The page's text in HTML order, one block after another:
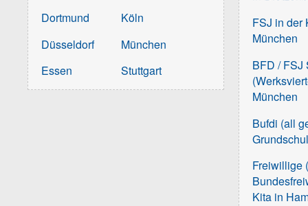
Dortmund
Düsseldorf
Essen
Köln
München
Stuttgart
FSJ in der
München
BFD / FSJ
München
Bufdi (all
Freiwillige
Kita in